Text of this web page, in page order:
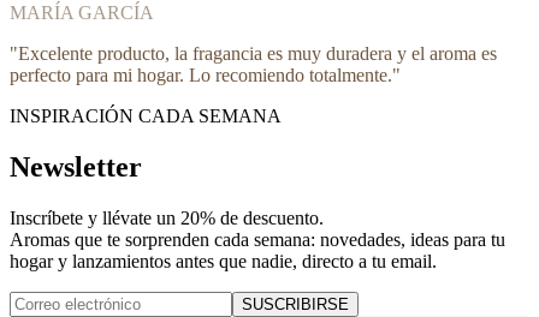
MARÍA GARCÍA
"Excelente producto, la fragancia es muy duradera y el aroma es
perfecto para mi hogar. Lo recomiendo totalmente."
INSPIRACIÓN CADA SEMANA
Newsletter
Inscríbete y llévate un 20% de descuento.
Aromas que te sorprenden cada semana: novedades, ideas para tu
hogar y lanzamientos antes que nadie, directo a tu email.
SUSCRIBIRSE